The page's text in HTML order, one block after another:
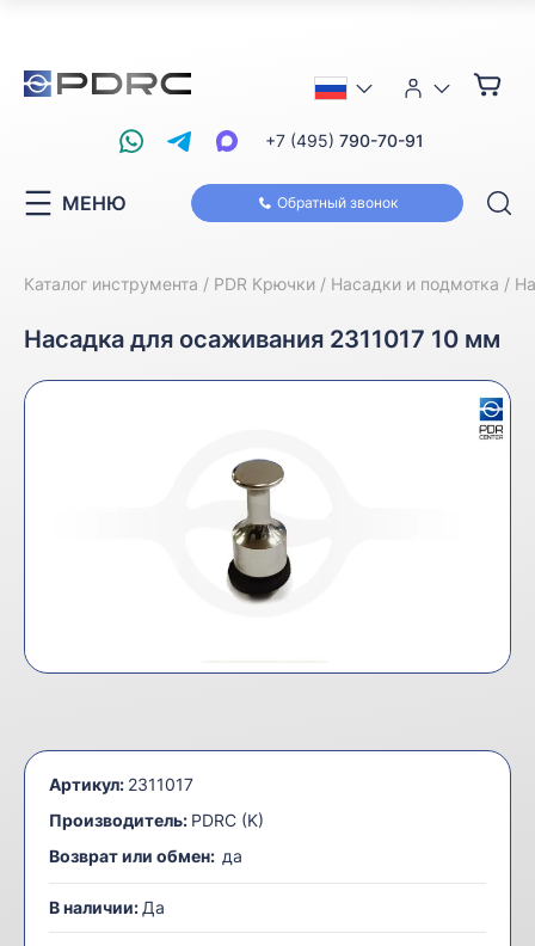
Обратный звонок
+7 (495) 790-70-91
МЕНЮ
Каталог инструмента PDR Крючки Насадки и подмотка
Насадка для осаживания 2311017 10 мм
Артикул: 2311017
Производитель: PDRC (K)
Возврат или обмен: да
В наличии: Да